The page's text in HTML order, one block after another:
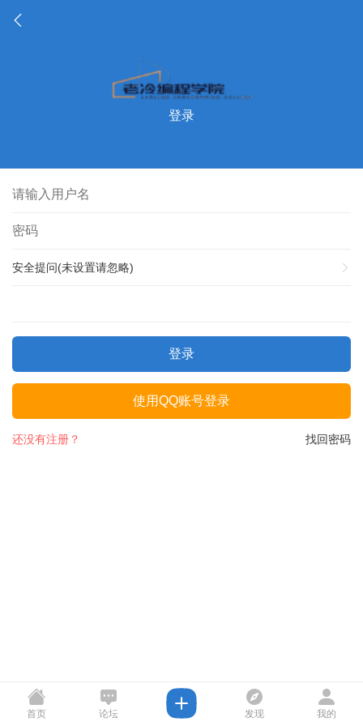
登录
安全提问(未设置请忽略)
登录
使用QQ账号登录
找回密码
还没有注册？
首页 论坛 发现 我的